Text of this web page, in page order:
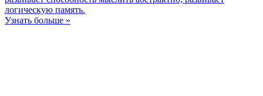
логическую память.
Узнать больше »